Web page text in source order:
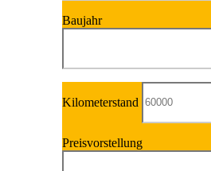
Baujahr
Kilometerstand
Preisvorstellung